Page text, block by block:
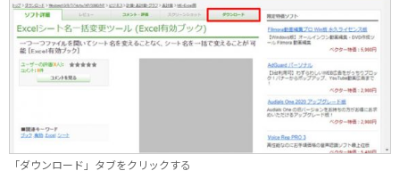
「ダウンロード」タブをクリックする